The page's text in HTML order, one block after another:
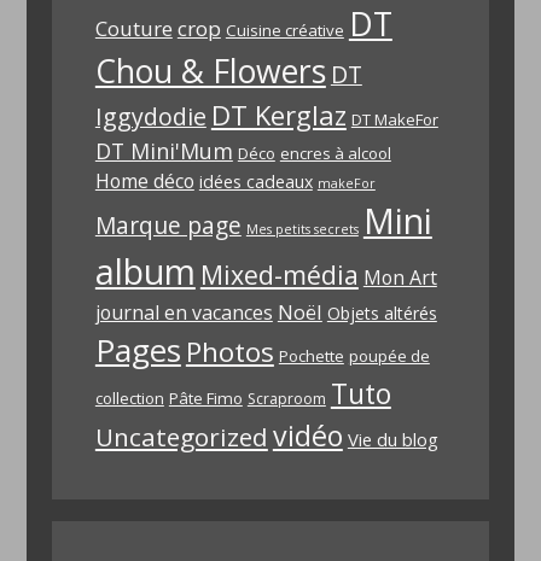
Couture crop Cuisine créative DT
Chou & Flowers DT
Iggydodie DT Kerglaz DT MakeFor
DT Mini'Mum Déco encres à alcool
Home déco idées cadeaux makeFor
Marque page Mes petits secrets Mini
album Mixed-média Mon Art
journal en vacances Noël Objets altérés
Pages Photos Pochette poupée de
collection Pâte Fimo Scraproom Tuto
Uncategorized vidéo Vie du blog